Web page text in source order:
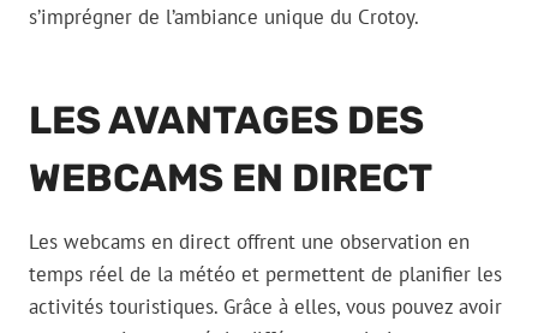
s’imprégner de l’ambiance unique du Crotoy.
LES AVANTAGES DES
WEBCAMS EN DIRECT
Les webcams en direct offrent une observation en
temps réel de la météo et permettent de planifier les
activités touristiques. Grâce à elles, vous pouvez avoir